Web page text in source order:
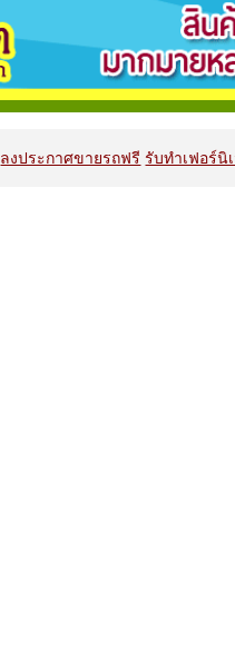
ลงประกาศขายรถฟรี รับทำเฟอร์นิ